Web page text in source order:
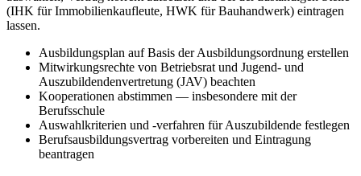
(IHK für Immobilienkaufleute, HWK für Bauhandwerk) eintragen
lassen.
Ausbildungsplan auf Basis der Ausbildungsordnung erstellen
Mitwirkungsrechte von Betriebsrat und Jugend- und
Auszubildendenvertretung (JAV) beachten
Kooperationen abstimmen — insbesondere mit der
Berufsschule
Auswahlkriterien und -verfahren für Auszubildende festlegen
Berufsausbildungsvertrag vorbereiten und Eintragung
beantragen